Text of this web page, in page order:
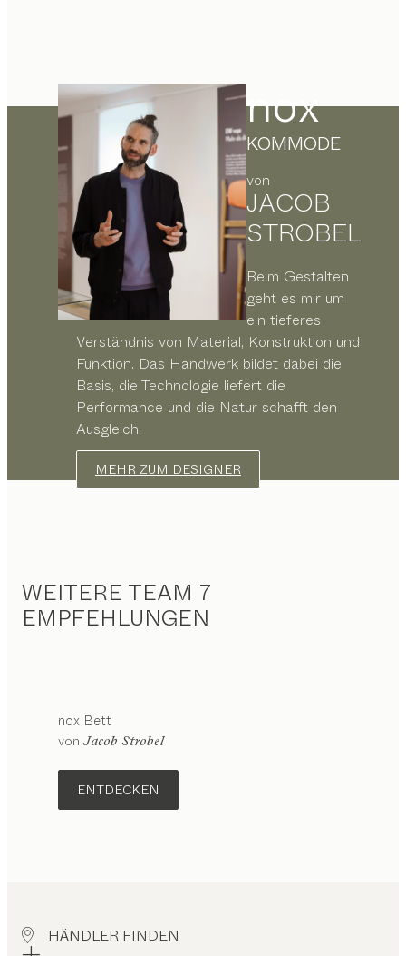
nox
KOMMODE
von
JACOB
STROBEL
Beim Gestalten
geht es mir um
ein tieferes
Verständnis von Material, Konstruktion und
Funktion. Das Handwerk bildet dabei die
Basis, die Technologie liefert die
Performance und die Natur schafft den
Ausgleich.
MEHR ZUM DESIGNER
WEITERE TEAM 7
EMPFEHLUNGEN
nox Bett
von Jacob Strobel
ENTDECKEN
HÄNDLER FINDEN